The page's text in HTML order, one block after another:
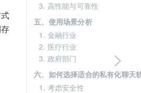
3. 高性能与可靠性
五、使用场景分析
1. 金融行业
2. 医疗行业
3. 政府部门
六、如何选择适合的私有化聊天
1. 考虑安全性